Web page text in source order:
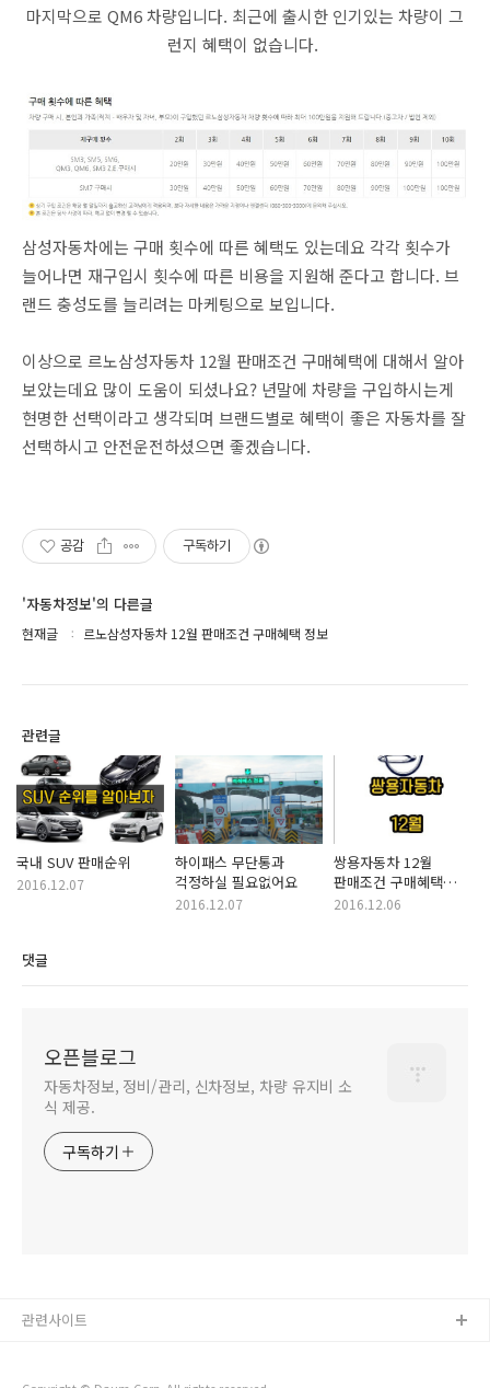
마지막으로 QM6 차량입니다. 최근에 출시한 인기있는 차량이 그
런지 혜택이 없습니다.
삼성자동차에는 구매 횟수에 따른 혜택도 있는데요 각각 횟수가
늘어나면 재구입시 횟수에 따른 비용을 지원해 준다고 합니다. 브
랜드 충성도를 늘리려는 마케팅으로 보입니다.
이상으로 르노삼성자동차 12월 판매조건 구매혜택에 대해서 알아
보았는데요 많이 도움이 되셨나요? 년말에 차량을 구입하시는게
현명한 선택이라고 생각되며 브랜드별로 혜택이 좋은 자동차를 잘
선택하시고 안전운전하셨으면 좋겠습니다.
공감 구독하기
'자동차정보'의 다른글
현재글 르노삼성자동차 12월 판매조건 구매혜택 정보
관련글
국내 SUV 판매순위
2016.12.07
하이패스 무단통과
걱정하실 필요없어요
2016.12.07
쌍용자동차 12월
판매조건 구매혜택
확인하세요
2016.12.06
댓글
오픈블로그
자동차정보, 정비/관리, 신차정보, 차량 유지비 소
식 제공.
구독하기
관련사이트